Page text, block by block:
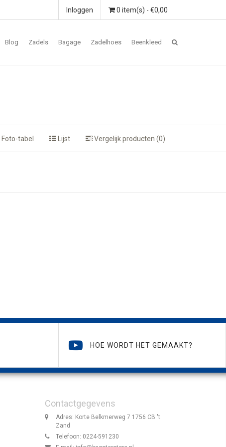
0 item(s) - €0,00
Inloggen
Blog Zadels Bagage Zadelhoes Beenkleed
Foto-tabel Lijst Vergelijk producten (0)
HOE WORDT HET GEMAAKT?
Contactgegevens
Adres: Korte Belkmerweg 7 1756 CB 't
Zand
Telefoon: 0224-591230